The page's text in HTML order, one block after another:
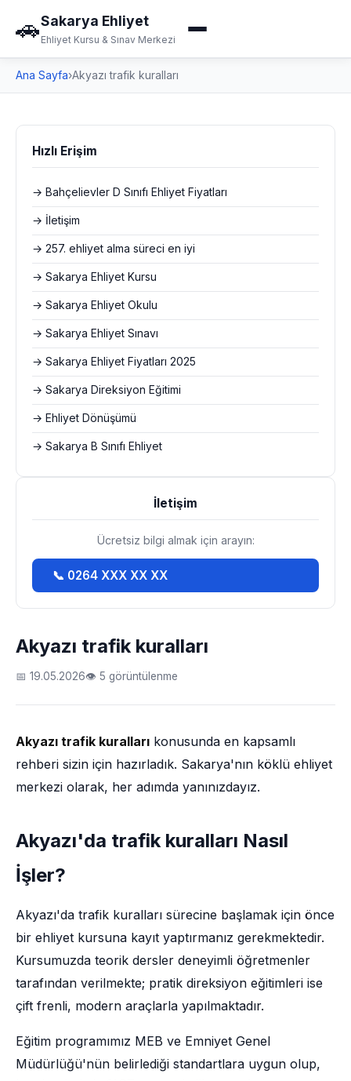
🚗Sakarya Ehliyet
Ehliyet Kursu & Sınav Merkezi
Ana Sayfa›Akyazı trafik kuralları
Akyazı trafik kuralları
📅 19.05.2026👁 5 görüntülenme
Akyazı trafik kuralları konusunda en kapsamlı
rehberi sizin için hazırladık. Sakarya'nın köklü ehliyet
merkezi olarak, her adımda yanınızdayız.
Akyazı'da trafik kuralları Nasıl
İşler?
Akyazı'da trafik kuralları sürecine başlamak için önce
bir ehliyet kursuna kayıt yaptırmanız gerekmektedir.
Kursumuzda teorik dersler deneyimli öğretmenler
tarafından verilmekte; pratik direksiyon eğitimleri ise
çift frenli, modern araçlarla yapılmaktadır.
Eğitim programımız MEB ve Emniyet Genel
Müdürlüğü'nün belirlediği standartlara uygun olup,
Hızlı Erişim
→ Bahçelievler D Sınıfı Ehliyet Fiyatları
→ İletişim
→ 257. ehliyet alma süreci en iyi
→ Sakarya Ehliyet Kursu
→ Sakarya Ehliyet Okulu
→ Sakarya Ehliyet Sınavı
→ Sakarya Ehliyet Fiyatları 2025
→ Sakarya Direksiyon Eğitimi
→ Ehliyet Dönüşümü
→ Sakarya B Sınıfı Ehliyet
İletişim
Ücretsiz bilgi almak için arayın:
📞 0264 XXX XX XX